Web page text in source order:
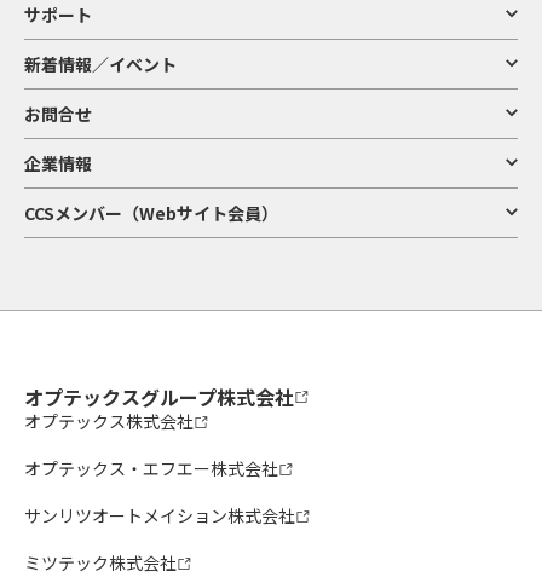
サポート
新着情報／イベント
お問合せ
企業情報
CCSメンバー（Webサイト会員）
オプテックスグループ株式会社
オプテックス株式会社
オプテックス・エフエー株式会社
サンリツオートメイション株式会社
ミツテック株式会社